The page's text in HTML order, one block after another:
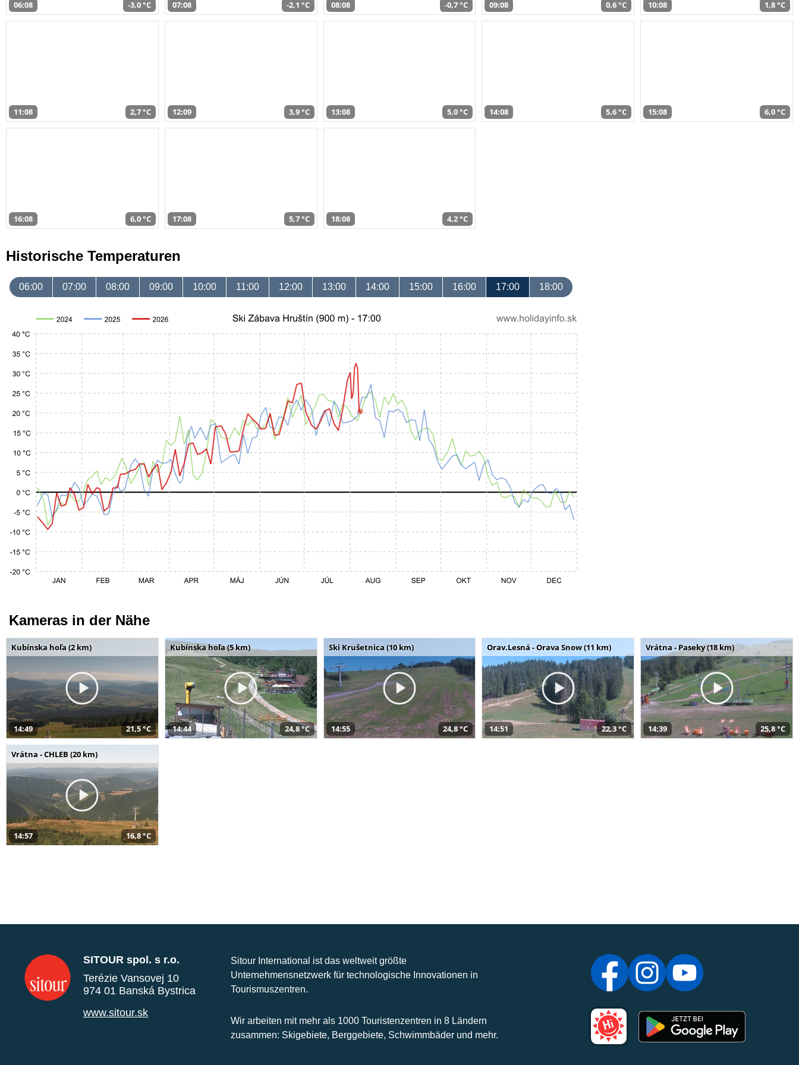
06:08 -3,0 °C 07:08 -2,1 °C 08:08 -0,7 °C 09:08 0,6 °C 10:08 1,8 °C
11:08 2,7 °C 12:09 3,9 °C 13:08 5,0 °C 14:08 5,6 °C 15:08 6,0 °C
16:08 6,0 °C 17:08 5,7 °C 18:08 4,2 °C
Historische Temperaturen
06:00 07:00 08:00 09:00 10:00 11:00 12:00 13:00 14:00 15:00 16:00 17:00 18:00
Kameras in der Nähe
Kubínska hoľa (2 km)
14:49 21,5 °C
Kubínska hoľa (5 km)
14:44 24,8 °C
Ski Krušetnica (10 km)
14:55 24,8 °C
Orav.Lesná - Orava Snow (11 km)
14:51 22,3 °C
Vrátna - Paseky (18 km)
14:39 25,8 °C
Vrátna - CHLEB (20 km)
14:57 16,8 °C
SITOUR spol. s r.o.
Terézie Vansovej 10
974 01 Banská Bystrica
www.sitour.sk
Sitour International ist das weltweit größte
Unternehmensnetzwerk für technologische Innovationen in
Tourismuszentren.
Wir arbeiten mit mehr als 1000 Touristenzentren in 8 Ländern
zusammen: Skigebiete, Berggebiete, Schwimmbäder und mehr.